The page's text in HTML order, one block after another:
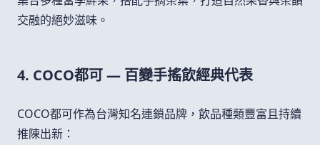
交融的絕妙滋味。
4. COCO都可 — 百變手搖飲經典代表
COCO都可作為台灣知名連鎖品牌，飲品種類豐富且持續
推陳出新：